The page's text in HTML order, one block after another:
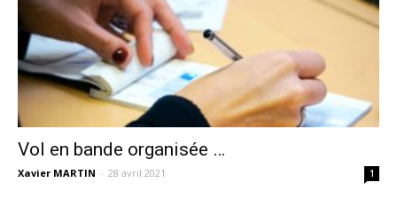
sans-
Vol en bande organisée …
Xavier MARTIN - 28 avril 2021 1